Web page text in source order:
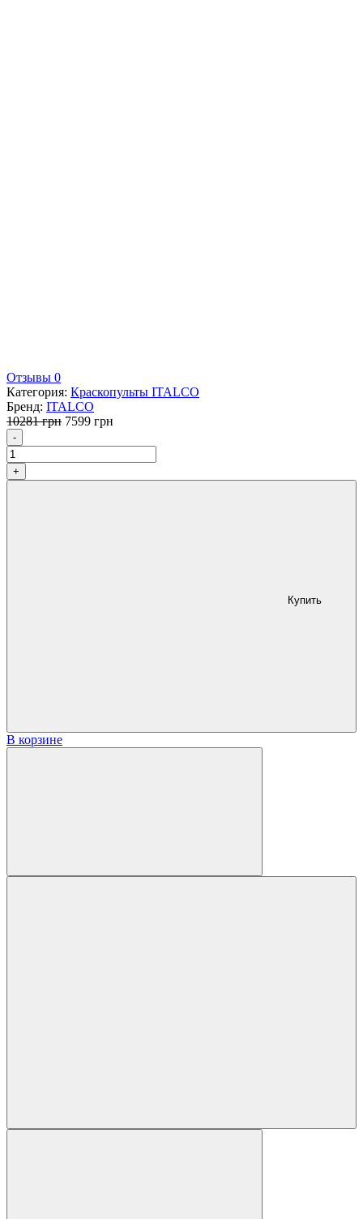
Отзывы 0
Категория: Краскопульты ITALCO
Бренд: ITALCO
10281грн Первоначальная
составляла
10281 грн.
7599 грн
7599 грн.
- Количество
+
Купить
В корзине